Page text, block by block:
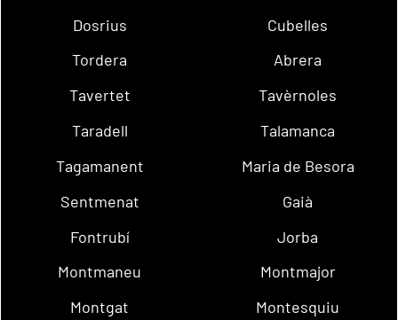
Dosrius
Cubelles
Tordera
Abrera
Tavertet
Tavèrnoles
Taradell
Talamanca
Tagamanent
Maria de Besora
Sentmenat
Gaià
Fontrubí
Jorba
Montmaneu
Montmajor
Montgat
Montesquiu